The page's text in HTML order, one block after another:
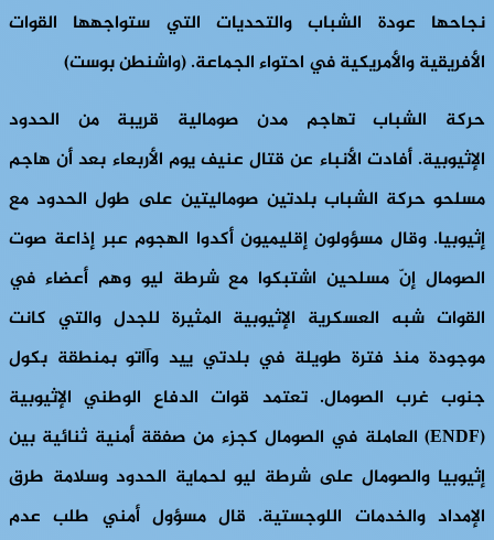
نجاحها عودة الشباب والتحديات التي ستواجهها القوات
الأفريقية والأمريكية في احتواء الجماعة. (واشنطن بوست)
حركة الشباب تهاجم مدن صومالية قريبة من الحدود
الإثيوبية. أفادت الأنباء عن قتال عنيف يوم الأربعاء بعد أن هاجم
مسلحو حركة الشباب بلدتين صوماليتين على طول الحدود مع
إثيوبيا. وقال مسؤولون إقليميون أكدوا الهجوم عبر إذاعة صوت
الصومال إنّ مسلحين اشتبكوا مع شرطة ليو وهم أعضاء في
القوات شبه العسكرية الإثيوبية المثيرة للجدل والتي كانت
موجودة منذ فترة طويلة في بلدتي ييد وآاتو بمنطقة بكول
جنوب غرب الصومال. تعتمد قوات الدفاع الوطني الإثيوبية
(ENDF)
العاملة في الصومال كجزء من صفقة أمنية ثنائية بين
إثيوبيا والصومال على شرطة ليو لحماية الحدود وسلامة طرق
الإمداد والخدمات اللوجستية. قال مسؤول أمني طلب عدم